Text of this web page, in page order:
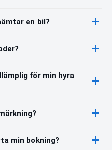
en bil?
för min hyra
min bokning?